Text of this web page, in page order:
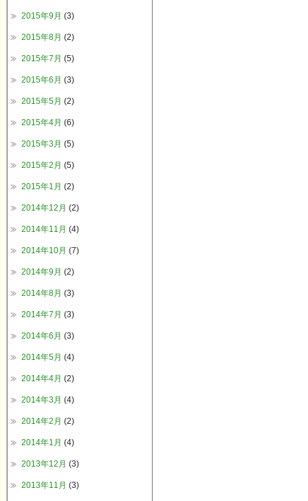
2015年9月 (3)
2015年8月 (2)
2015年7月 (5)
2015年6月 (3)
2015年5月 (2)
2015年4月 (6)
2015年3月 (5)
2015年2月 (5)
2015年1月 (2)
2014年12月 (2)
2014年11月 (4)
2014年10月 (7)
2014年9月 (2)
2014年8月 (3)
2014年7月 (3)
2014年6月 (3)
2014年5月 (4)
2014年4月 (2)
2014年3月 (4)
2014年2月 (2)
2014年1月 (4)
2013年12月 (3)
2013年11月 (3)